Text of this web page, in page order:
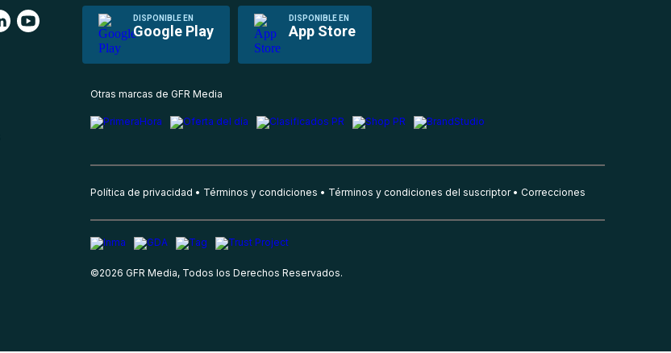
DISPONIBLE EN
Google Play
DISPONIBLE EN
App Store
Otras marcas de GFR Media
Política de privacidad Términos y condiciones Términos y condiciones del suscriptor Correcciones
©2026 GFR Media, Todos los Derechos Reservados.